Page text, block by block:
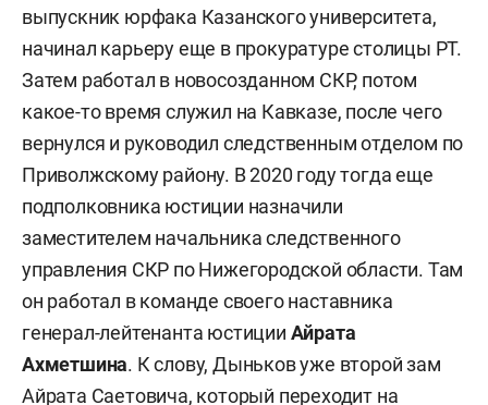
выпускник юрфака Казанского университета,
начинал карьеру еще в прокуратуре столицы РТ.
Затем работал в новосозданном СКР, потом
какое-то время служил на Кавказе, после чего
вернулся и руководил следственным отделом по
Приволжскому району. В 2020 году тогда еще
подполковника юстиции назначили
заместителем начальника следственного
управления СКР по Нижегородской области. Там
он работал в команде своего наставника
генерал-лейтенанта юстиции Айрата
Ахметшина. К слову, Дыньков уже второй зам
Айрата Саетовича, который переходит на